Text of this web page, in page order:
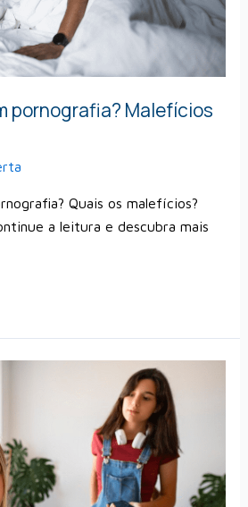
pornografia? Malefícios
Quais os malefícios?
a leitura e descubra mais